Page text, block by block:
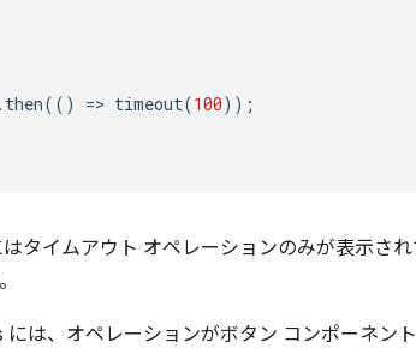
then(() => timeout(100));
タイムアウト オペレーションのみが表示さ
は、オペレーションがボタン コンポーネン